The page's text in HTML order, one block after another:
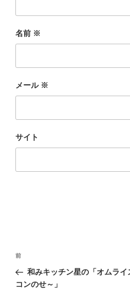
名前 ※
メール ※
サイト
投
ナ
前
の
投
前
和みキッチン星の「オムラ
コンのせ～」